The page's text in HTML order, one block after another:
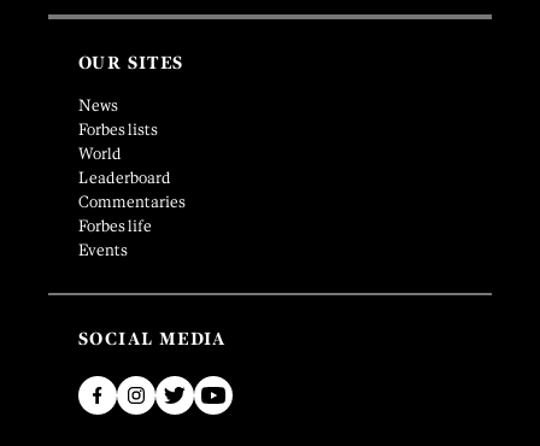
OUR SITES
News
Forbes lists
World
Leaderboard
Commentaries
Forbes life
Events
SOCIAL MEDIA